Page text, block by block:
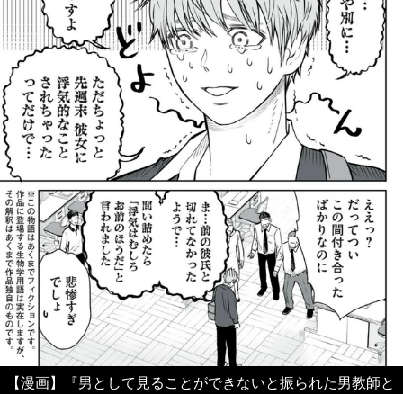
【漫画】『男として見ることができないと振られた男教師と